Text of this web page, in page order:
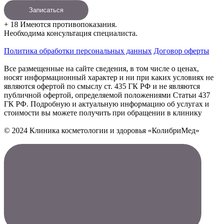
Записаться
+ 18 Имеются противопоказания.
Необходима консультация специалиста.
Политика обработки персональных данных Договор оферты
Все размещенные на сайте сведения, в том числе о ценах,
носят информационный характер и ни при каких условиях не
являются офертой по смыслу ст. 435 ГК РФ и не являются
публичной офертой, определяемой положениями Статьи 437
ГК РФ. Подробную и актуальную информацию об услугах и
стоимости вы можете получить при обращении в клинику
© 2024 Клиника косметологии и здоровья «КолибриМед»